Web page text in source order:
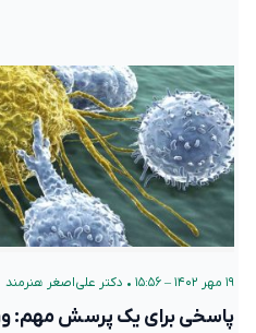
۱۹ مهر ۱۴۰۲ – ۱۵:۵۶ • دکتر علی‌اصغر هنرمند
پاسخی برای یک پرسش مهم: